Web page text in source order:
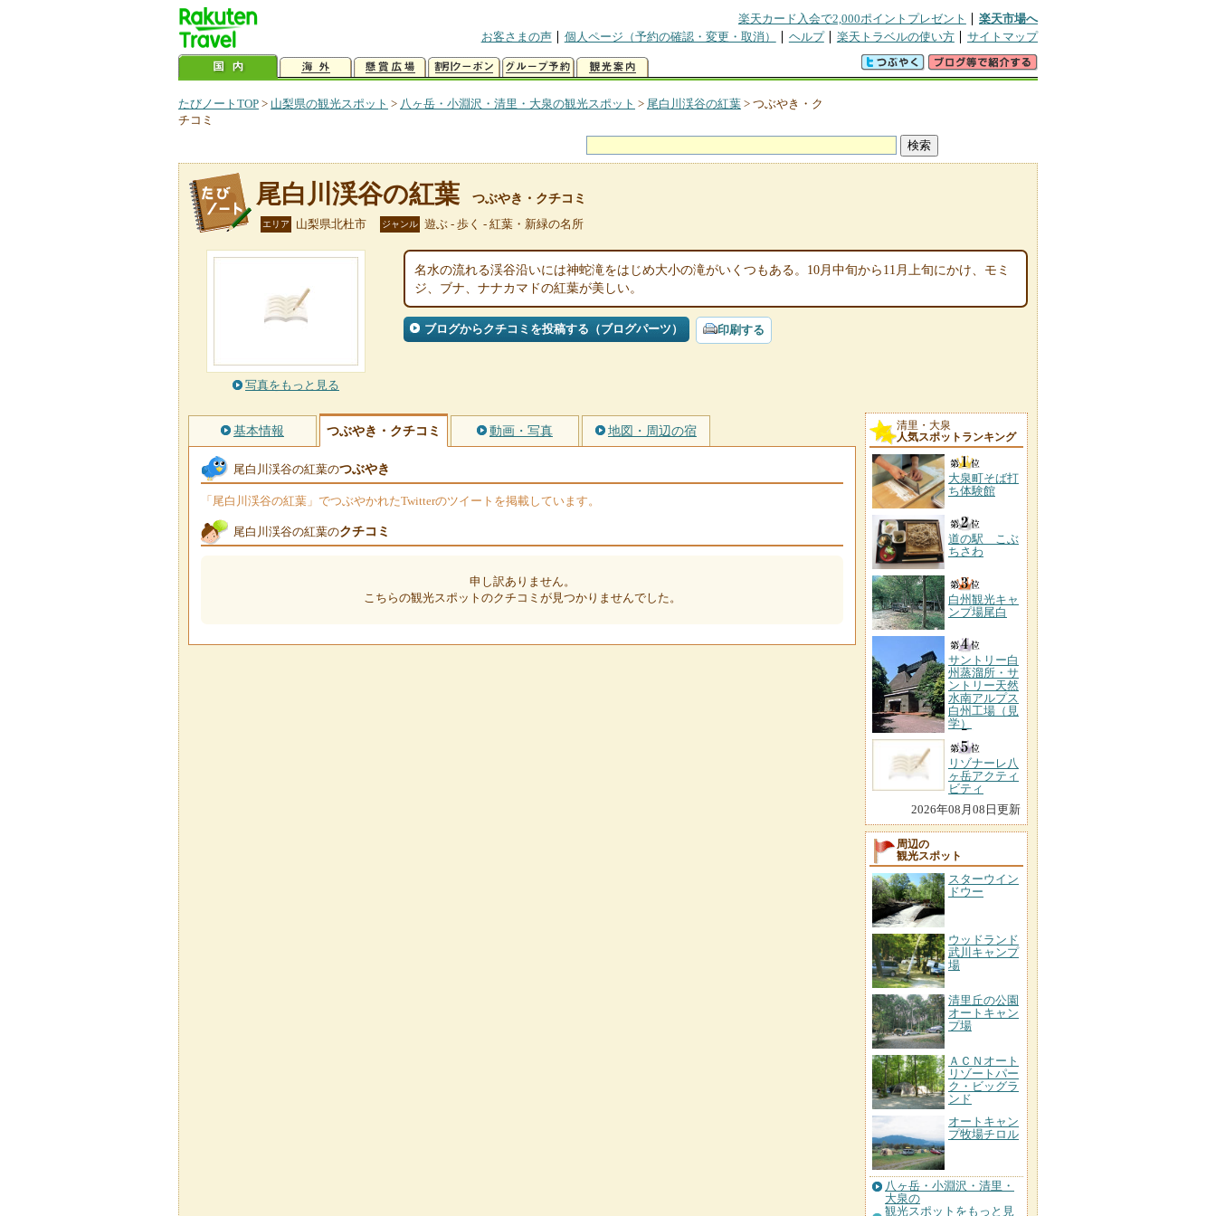
楽天カード入会で2,000ポイントプレゼント
楽天市場へ
お客さまの声
個人ページ（予約の確認・変更・取消） ヘルプ 楽天トラベルの使い方 サイトマップ
たびノートTOP > 山梨県の観光スポット > 八ヶ岳・小淵沢・清里・大泉の観光スポット > 尾白川渓谷の紅葉 > つぶやき・ク
チコミ
尾白川渓谷の紅葉 つぶやき・クチコミ
エリア 山梨県北杜市 ジャンル 遊ぶ - 歩く - 紅葉・新緑の名所
写真をもっと見る
名水の流れる渓谷沿いには神蛇滝をはじめ大小の滝がいくつもある。10月中旬から11月上旬にかけ、モミ
ジ、ブナ、ナナカマドの紅葉が美しい。
ブログからクチコミを投稿する（ブログパーツ） 印刷する
基本情報 つぶやき・クチコミ 動画・写真 地図・周辺の宿
尾白川渓谷の紅葉のつぶやき
「尾白川渓谷の紅葉」でつぶやかれたTwitterのツイートを掲載しています。
尾白川渓谷の紅葉のクチコミ
申し訳ありません。
こちらの観光スポットのクチコミが見つかりませんでした。
清里・大泉
人気スポットランキング
大泉町そば打
ち体験館
道の駅 こぶ
ちさわ
白州観光キャ
ンプ場尾白
サントリー白
州蒸溜所・サ
ントリー天然
水南アルプス
白州工場（見
学）
リゾナーレ八
ヶ岳アクティ
ビティ
2026年08月08日更新
周辺の
観光スポット
スターウイン
ドウー
ウッドランド
武川キャンプ
場
清里丘の公園
オートキャン
プ場
ＡＣＮオート
リゾートパー
ク・ビッグラ
ンド
オートキャン
プ牧場チロル
八ヶ岳・小淵沢・清里・
大泉の
観光スポットをもっと見